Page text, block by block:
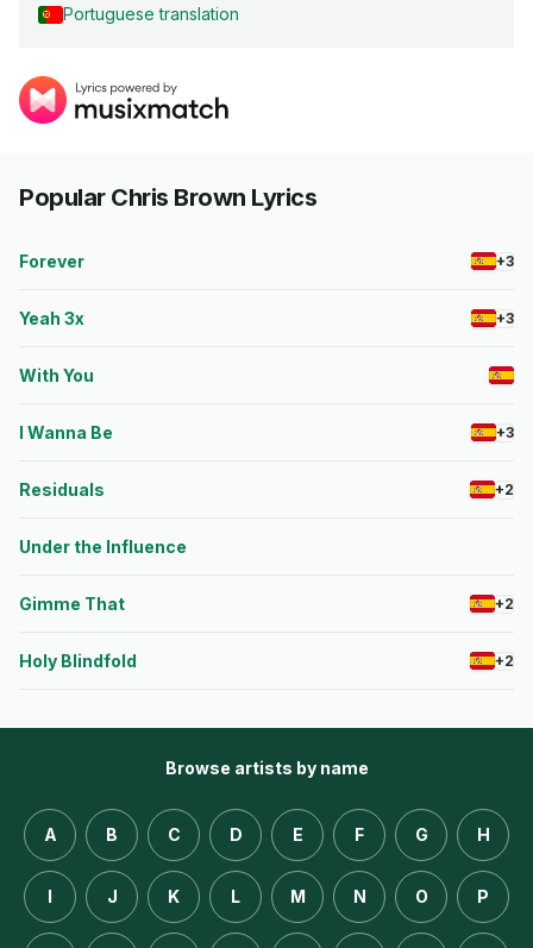
Portuguese translation
Popular Chris Brown Lyrics
Forever +3
Yeah 3x +3
With You
I Wanna Be +3
Residuals +2
Under the Influence
Gimme That +2
Holy Blindfold +2
Browse artists by name
A B C D E F G H
I J K L M N O P